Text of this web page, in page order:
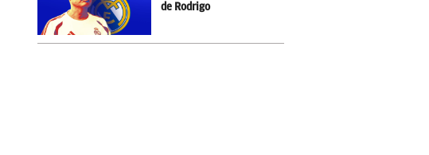
de Rodrigo